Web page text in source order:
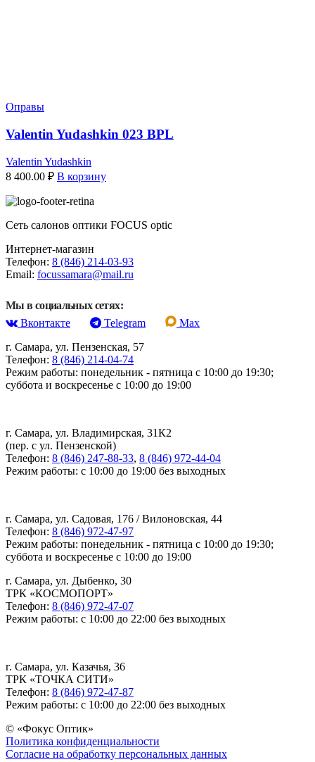
Оправы
Valentin Yudashkin 023 BPL
Valentin Yudashkin
8 400.00 ₽ В корзину
Сеть салонов оптики FOCUS optic
Интернет-магазин
Телефон: 8 (846) 214-03-93
Email: focussamara@mail.ru
Мы в социальных сетях:
Вконтакте
Telegram
Max
г. Самара, ул. Пензенская, 57
Телефон: 8 (846) 214-04-74
Режим работы: понедельник - пятница с 10:00 до 19:30;
суббота и воскресенье с 10:00 до 19:00
г. Самара, ул. Владимирская, 31К2
(пер. с ул. Пензенской)
Телефон: 8 (846) 247-88-33, 8 (846) 972-44-04
Режим работы: с 10:00 до 19:00 без выходных
г. Самара, ул. Садовая, 176 / Вилоновская, 44
Телефон: 8 (846) 972-47-97
Режим работы: понедельник - пятница с 10:00 до 19:30;
суббота и воскресенье с 10:00 до 19:00
г. Самара, ул. Дыбенко, 30
ТРК «КОСМОПОРТ»
Телефон: 8 (846) 972-47-07
Режим работы: с 10:00 до 22:00 без выходных
г. Самара, ул. Казачья, 36
ТРК «ТОЧКА СИТИ»
Телефон: 8 (846) 972-47-87
Режим работы: с 10:00 до 22:00 без выходных
© «Фокус Оптик»
Политика конфиденциальности
Согласие на обработку персональных данных